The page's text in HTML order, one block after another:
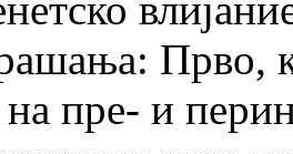
Прво,
пре- и